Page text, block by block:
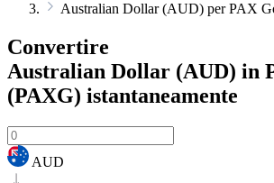
Australian Dollar (AUD) per PAX
Convertire
Australian Dollar (AUD) in
(PAXG) istantaneamente
AUD